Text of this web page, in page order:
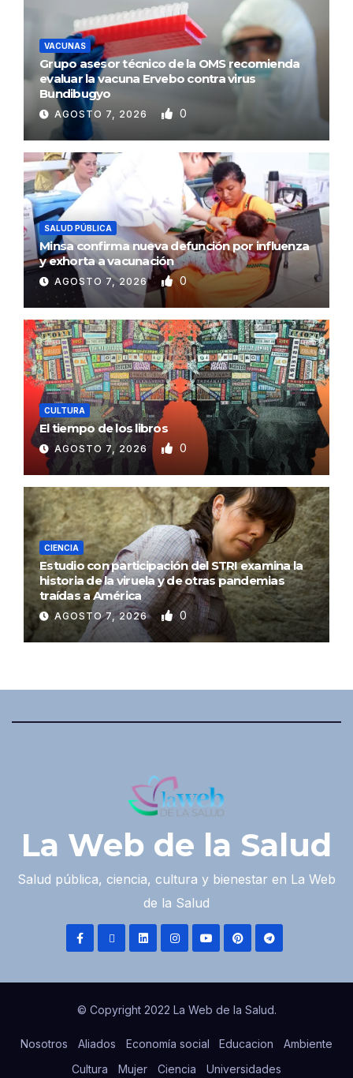
VACUNAS
Grupo asesor técnico de la OMS recomienda
evaluar la vacuna Ervebo contra virus
Bundibugyo
AGOSTO 7, 2026 0
SALUD PÚBLICA
Minsa confirma nueva defunción por influenza
y exhorta a vacunación
AGOSTO 7, 2026 0
CULTURA
El tiempo de los libros
AGOSTO 7, 2026 0
CIENCIA
Estudio con participación del STRI examina la
historia de la viruela y de otras pandemias
traídas a América
AGOSTO 7, 2026 0
La Web de la Salud
Salud pública, ciencia, cultura y bienestar en La Web
de la Salud
© Copyright 2022 La Web de la Salud.
Nosotros Aliados Economía social Educacion
Ambiente
Cultura
Mujer Ciencia Universidades